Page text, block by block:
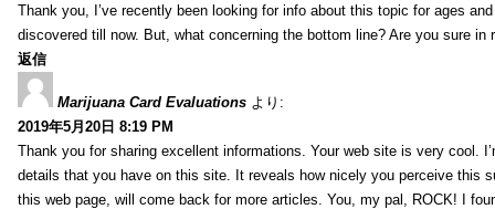
Thank you, I’ve recently been looking for info about this topic for ages
discovered till now. But, what concerning the bottom line? Are you sure in
返信
Marijuana Card Evaluations より:
2019年5月20日 8:19 PM
Thank you for sharing excellent informations. Your web site is very cool.
details that you have on this site. It reveals how nicely you perceive this
this web page, will come back for more articles. You, my pal, ROCK! I